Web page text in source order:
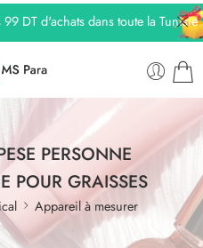
DT d'achats dans toute la Tunisie
PERSONNE
POUR GRAISSES
Appareil à mesurer